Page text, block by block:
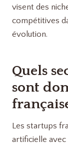
visent des
compétitives
évolution.
Quels
sont
Les startups
artificielle avec